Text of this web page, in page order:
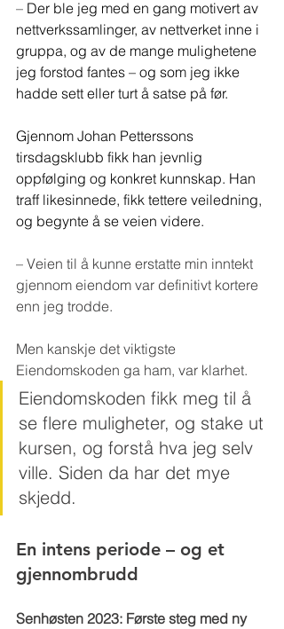
– Der ble jeg med en gang motivert av
nettverkssamlinger, av nettverket inne i
gruppa, og av de mange mulighetene
jeg forstod fantes – og som jeg ikke
hadde sett eller turt å satse på før.
Gjennom Johan Petterssons
tirsdagsklubb fikk han jevnlig
oppfølging og konkret kunnskap. Han
traff likesinnede, fikk tettere veiledning,
og begynte å se veien videre.
– Veien til å kunne erstatte min inntekt
gjennom eiendom var definitivt kortere
enn jeg trodde.
Men kanskje det viktigste
Eiendomskoden ga ham, var klarhet.
Eiendomskoden fikk meg til å
se flere muligheter, og stake ut
kursen, og forstå hva jeg selv
ville. Siden da har det mye
skjedd.
En intens periode – og et
gjennombrudd
Senhøsten 2023: Første steg med ny